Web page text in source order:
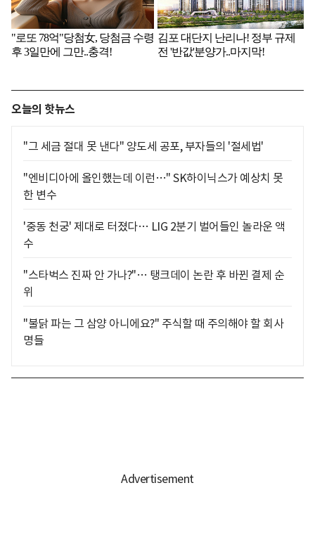
오늘의 핫뉴스
"그 세금 절대 못 낸다" 양도세 공포, 부자들의 '절세법'
"엔비디아에 올인했는데 이런…" SK하이닉스가 예상치 못
한 변수
'중동 천궁' 제대로 터졌다… LIG 2분기 벌어들인 놀라운 액
수
"스타벅스 진짜 안 가나?"… 탱크데이 논란 후 바뀐 결제 순
위
"불닭 파는 그 삼양 아니에요?" 주식할 때 주의해야 할 회사
명들